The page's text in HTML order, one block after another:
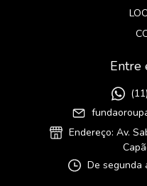
Entre
Endereço: Av.
De segunda